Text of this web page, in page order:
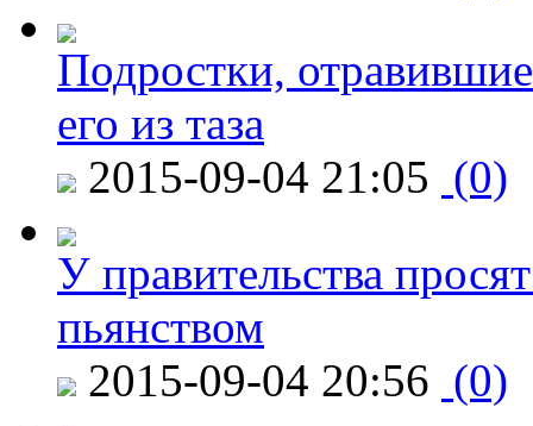
Подростки,
его из таза
2015-09-04 21:05 (0)
У правительства
пьянством
2015-09-04 20:56 (0)